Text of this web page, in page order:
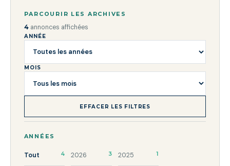
PARCOURIR LES ARCHIVES
4annonces affichées
ANNÉE
MOIS
EFFACER LES FILTRES
ANNÉES
Tout 4 2026 3 2025 1